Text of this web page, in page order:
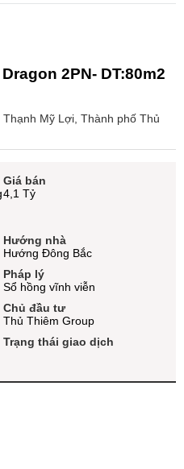
2PN- DT:80m2
Mỹ Lợi, Thành phố Thủ
Giá bán
4,1 Tỷ
Hướng nhà
Hướng Đông Bắc
Pháp lý
Sổ hồng vĩnh viễn
Chủ đầu tư
Thủ Thiêm Group
Trạng thái giao dịch